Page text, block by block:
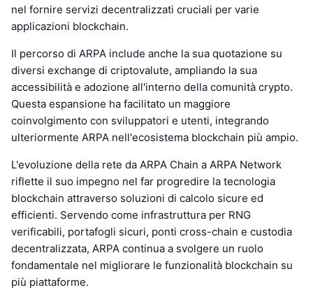
nel fornire servizi decentralizzati cruciali per varie
applicazioni blockchain.
Il percorso di ARPA include anche la sua quotazione su
diversi exchange di criptovalute, ampliando la sua
accessibilità e adozione all'interno della comunità crypto.
Questa espansione ha facilitato un maggiore
coinvolgimento con sviluppatori e utenti, integrando
ulteriormente ARPA nell'ecosistema blockchain più ampio.
L'evoluzione della rete da ARPA Chain a ARPA Network
riflette il suo impegno nel far progredire la tecnologia
blockchain attraverso soluzioni di calcolo sicure ed
efficienti. Servendo come infrastruttura per RNG
verificabili, portafogli sicuri, ponti cross-chain e custodia
decentralizzata, ARPA continua a svolgere un ruolo
fondamentale nel migliorare le funzionalità blockchain su
più piattaforme.